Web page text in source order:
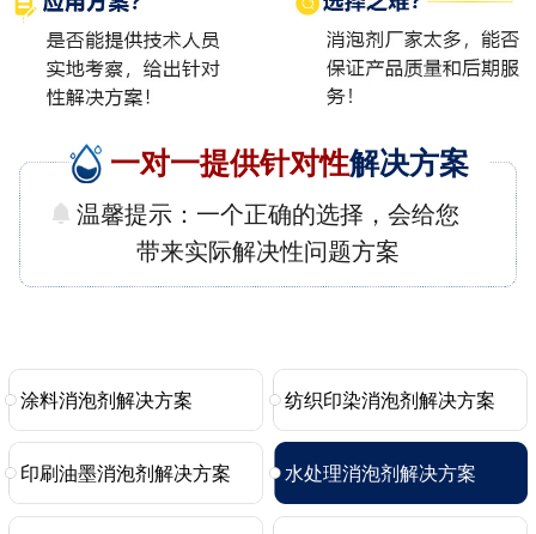
一对一提供针对性解决方案
温馨提示：一个正确的选择，会给您
带来实际解决性问题方案
涂料消泡剂解决方案 纺织印染消泡剂解决方案
印刷油墨消泡剂解决方案 水处理消泡剂解决方案